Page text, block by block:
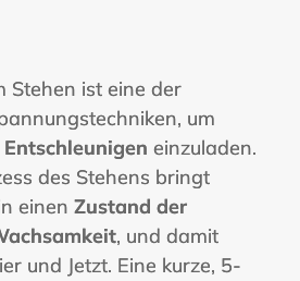
Stehen ist eine der
um
einzuladen.
des Stehens bringt
einen Zustand der
, und damit
und Jetzt. Eine kurze, 5-